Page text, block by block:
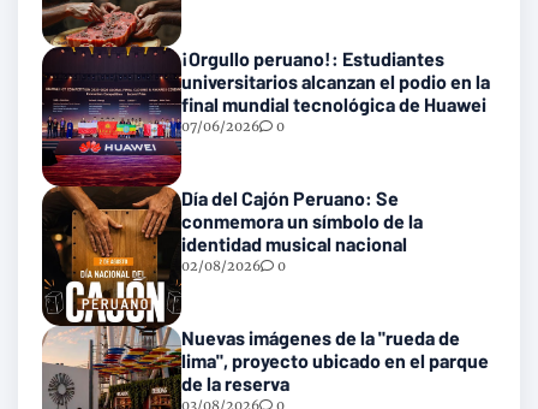
¡Orgullo peruano!: Estudiantes
universitarios alcanzan el podio en la
final mundial tecnológica de Huawei
07/06/2026 0
Día del Cajón Peruano: Se
conmemora un símbolo de la
identidad musical nacional
02/08/2026 0
Nuevas imágenes de la "rueda de
lima", proyecto ubicado en el parque
de la reserva
03/08/2026 0